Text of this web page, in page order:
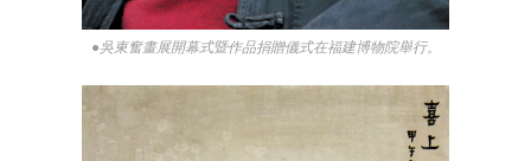
●吳東奮畫展開幕式暨作品捐贈儀式在福建博物院舉行。